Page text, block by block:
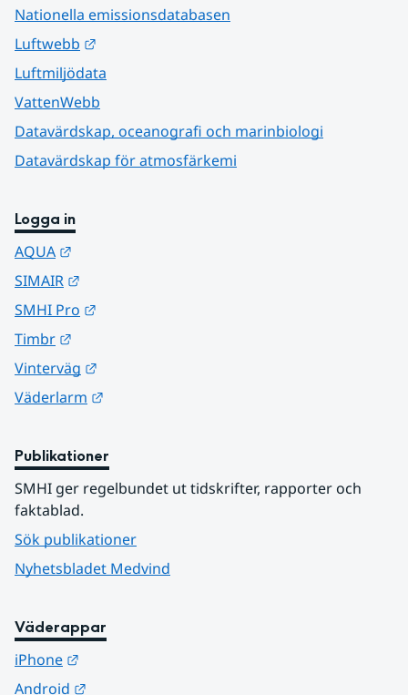
Nationella emissionsdatabasen
Luftwebb
Luftmiljödata
VattenWebb
Datavärdskap, oceanografi och marinbiologi
Datavärdskap för atmosfärkemi
Logga in
AQUA
SIMAIR
SMHI Pro
Timbr
Vinterväg
Väderlarm
Publikationer
SMHI ger regelbundet ut tidskrifter, rapporter och
faktablad.
Sök publikationer
Nyhetsbladet Medvind
Väderappar
iPhone
Android